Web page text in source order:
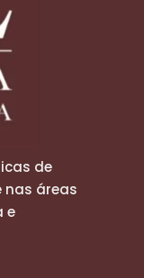
de
nas áreas
e